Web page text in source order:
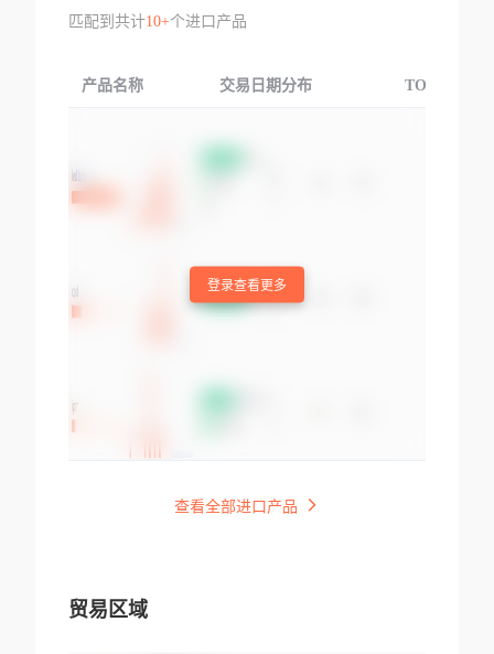
匹配到共计10+个进口产品
产品名称 交易日期分布 TOP3交易国
登录查看更多
查看全部进口产品
贸易区域